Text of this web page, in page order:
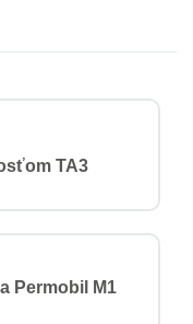
TA3
Permobil M1